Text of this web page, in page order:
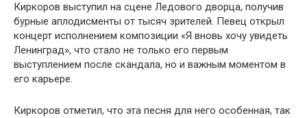
Киркоров выступил на сцене Ледового дворца, получив
бурные аплодисменты от тысяч зрителей. Певец открыл
концерт исполнением композиции «Я вновь хочу увидеть
Ленинград», что стало не только его первым
выступлением после скандала, но и важным моментом в
его карьере.
Киркоров отметил, что эта песня для него особенная, так